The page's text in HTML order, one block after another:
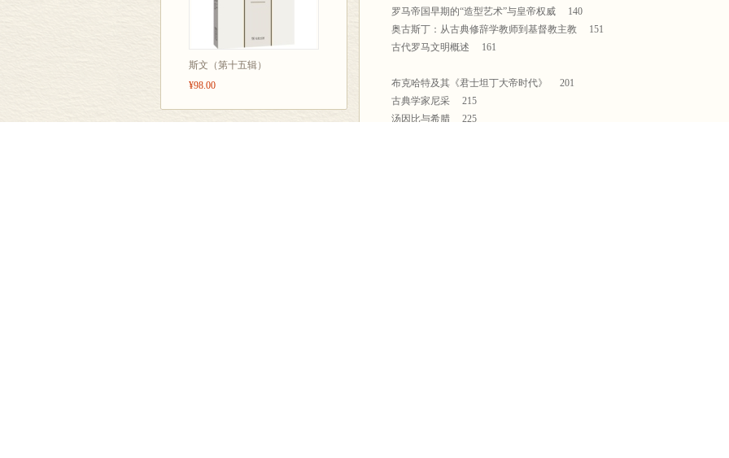
斯文（第十五辑）
¥98.00
罗马帝国早期的“造型艺术”与皇帝权威 140
奥古斯丁：从古典修辞学教师到基督教主教 151
古代罗马文明概述 161
布克哈特及其《君士坦丁大帝时代》 201
古典学家尼采 215
汤因比与希腊 225